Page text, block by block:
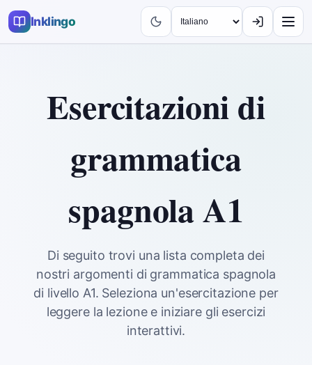
Inklingo
Esercitazioni di
grammatica
spagnola A1
Di seguito trovi una lista completa dei
nostri argomenti di grammatica spagnola
di livello A1. Seleziona un'esercitazione per
leggere la lezione e iniziare gli esercizi
interattivi.